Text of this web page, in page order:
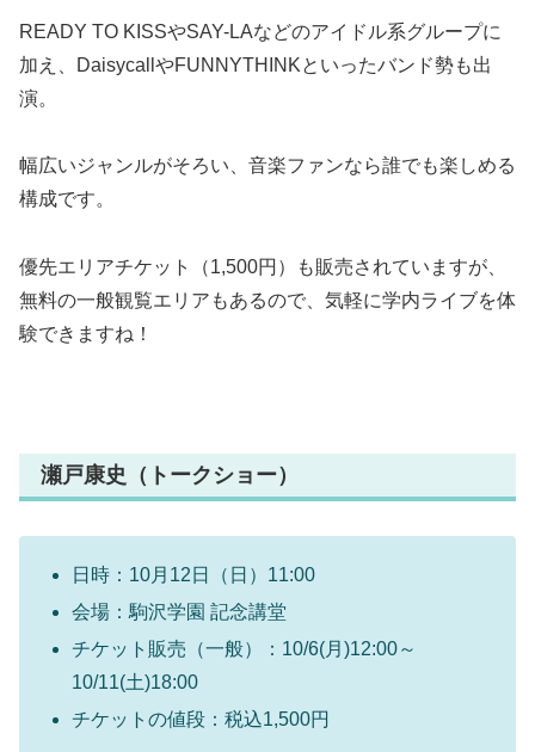
READY TO KISSやSAY-LAなどのアイドル系グループに
加え、DaisycallやFUNNYTHINKといったバンド勢も出
演。
幅広いジャンルがそろい、音楽ファンなら誰でも楽しめる
構成です。
優先エリアチケット（1,500円）も販売されていますが、
無料の一般観覧エリアもあるので、気軽に学内ライブを体
験できますね！
瀬戸康史（トークショー）
日時：10月12日（日）11:00
会場：駒沢学園 記念講堂
チケット販売（一般）：10/6(月)12:00～
10/11(土)18:00
チケットの値段：税込1,500円